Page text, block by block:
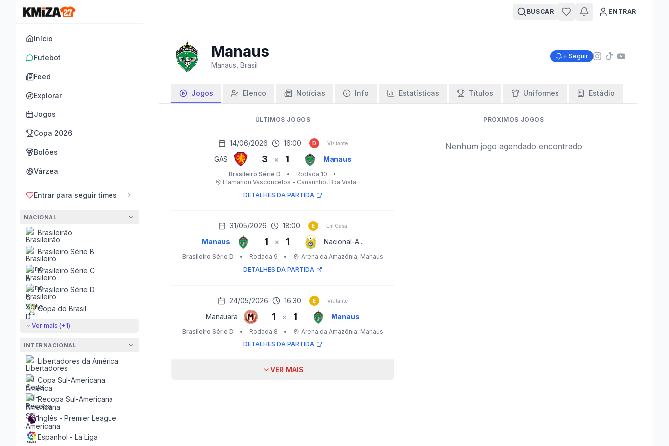
Início
Futebot
Feed
Explorar
Jogos
Copa 2026
Bolões
Várzea
Entrar para seguir times
NACIONAL
Brasileirão
Brasileiro Série B
Brasileiro Série C
Brasileiro Série D
Copa do Brasil
Ver mais (+1)
INTERNACIONAL
Libertadores da América
Copa Sul-Americana
Recopa Sul-Americana
Inglês - Premier League
Espanhol - La Liga
BUSCAR ENTRAR
Manaus
Manaus, Brasil
+ Seguir
Jogos Elenco Notícias Info Estatísticas Títulos Uniformes Estádio
ÚLTIMOS JOGOS
14/06/2026 16:00 D Visitante
GAS 3 × 1 Manaus
Brasileiro Série D • Rodada 10
•
Flamarion Vasconcelos - Canarinho, Boa Vista
DETALHES DA PARTIDA
31/05/2026 18:00 E Em Casa
Manaus 1 × 1 Nacional-A...
Brasileiro Série D • Rodada 9 • Arena da Amazônia, Manaus
DETALHES DA PARTIDA
24/05/2026 16:30 E Visitante
Manauara 1 × 1 Manaus
Brasileiro Série D • Rodada 8 • Arena da Amazônia, Manaus
DETALHES DA PARTIDA
VER MAIS
PRÓXIMOS JOGOS
Nenhum jogo agendado encontrado